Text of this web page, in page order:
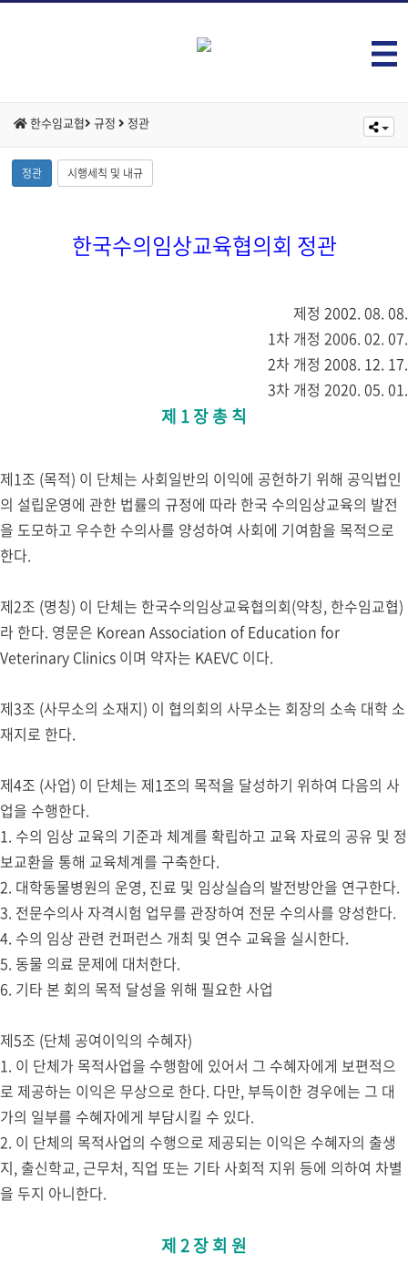
한수임교협 규정 정관
정관 시행세칙 및 내규
한국수의임상교육협의회 정관
제정 2002. 08. 08.
1차 개정 2006. 02. 07.
2차 개정 2008. 12. 17.
3차 개정 2020. 05. 01.
제 1 장 총 칙
제1조 (목적) 이 단체는 사회일반의 이익에 공헌하기 위해 공익법인
의 설립운영에 관한 법률의 규정에 따라 한국 수의임상교육의 발전
을 도모하고 우수한 수의사를 양성하여 사회에 기여함을 목적으로
한다.
제2조 (명칭) 이 단체는 한국수의임상교육협의회(약칭, 한수임교협)
라 한다. 영문은 Korean Association of Education for
Veterinary Clinics 이며 약자는 KAEVC 이다.
제3조 (사무소의 소재지) 이 협의회의 사무소는 회장의 소속 대학 소
재지로 한다.
제4조 (사업) 이 단체는 제1조의 목적을 달성하기 위하여 다음의 사
업을 수행한다.
1. 수의 임상 교육의 기준과 체계를 확립하고 교육 자료의 공유 및 정
보교환을 통해 교육체계를 구축한다.
2. 대학동물병원의 운영, 진료 및 임상실습의 발전방안을 연구한다.
3. 전문수의사 자격시험 업무를 관장하여 전문 수의사를 양성한다.
4. 수의 임상 관련 컨퍼런스 개최 및 연수 교육을 실시한다.
5. 동물 의료 문제에 대처한다.
6. 기타 본 회의 목적 달성을 위해 필요한 사업
제5조 (단체 공여이익의 수혜자)
1. 이 단체가 목적사업을 수행함에 있어서 그 수혜자에게 보편적으
로 제공하는 이익은 무상으로 한다. 다만, 부득이한 경우에는 그 대
가의 일부를 수혜자에게 부담시킬 수 있다.
2. 이 단체의 목적사업의 수행으로 제공되는 이익은 수혜자의 출생
지, 출신학교, 근무처, 직업 또는 기타 사회적 지위 등에 의하여 차별
을 두지 아니한다.
제 2 장 회 원